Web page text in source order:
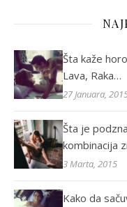
Šta kaže
Lava, Raka…
27 Januara,
Šta je
kombinacija
3 Marta, 2015
Kako da